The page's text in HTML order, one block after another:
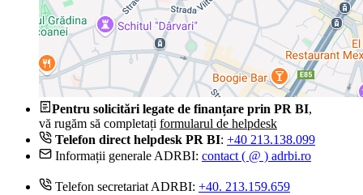
Pentru solicitări legate de finanțare prin PR BI,
vă rugăm să completați formularul de helpdesk
Telefon direct helpdesk PR BI: +40 213.138.099
Informații generale ADRBI: contact ( @ ) adrbi.ro
Telefon secretariat ADRBI: +40. 213.159.659